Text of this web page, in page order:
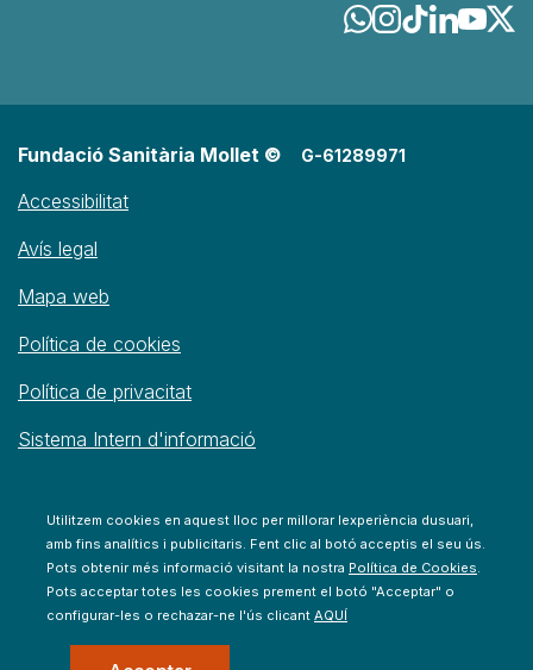
Fundació Sanitària Mollet © G-61289971
Accessibilitat
Avís legal
Mapa web
Política de cookies
Política de privacitat
Sistema Intern d'informació
Utilitzem cookies en aquest lloc per millorar lexperiència dusuari,
amb fins analítics i publicitaris. Fent clic al botó acceptis el seu ús.
Pots obtenir més informació visitant la nostra Política de Cookies.
Pots acceptar totes les cookies prement el botó "Acceptar" o
configurar-les o rechazar-ne l'ús clicant AQUÍ